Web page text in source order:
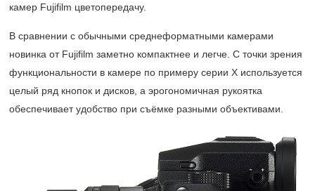
камер Fujifilm цветопередачу.
В сравнении с обычными среднеформатными камерами
новинка от Fujifilm заметно компактнее и легче. С точки зрения
функциональности в камере по примеру серии Х используется
целый ряд кнопок и дисков, а эрогономичная рукоятка
обеспечивает удобство при съёмке разными объективами.